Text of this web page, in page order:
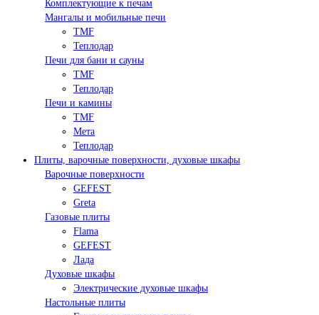
Комплектующие к печам
Мангалы и мобильные печи
TMF
Теплодар
Печи для бани и сауны
TMF
Теплодар
Печи и камины
TMF
Мета
Теплодар
Плиты, варочные поверхности, духовые шкафы
Варочные поверхности
GEFEST
Greta
Газовые плиты
Flama
GEFEST
Лада
Духовые шкафы
Электрические духовые шкафы
Настольные плиты